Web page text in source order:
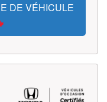
DE VÉHICULE